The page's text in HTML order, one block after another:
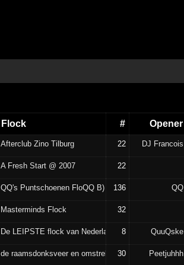
Flock # Opener
Afterclub Zino Tilburg 22 DJ Francois
A Fresh Start @ 2007 22
QQ's Puntschoenen FloQQ B) 136 QQ
Masterminds Flock 32
De LEIPSTE flock van Nederland!!!!
8 QuuQske
de raamsdonksveer en omstreken flock
30 Peetjuhhh